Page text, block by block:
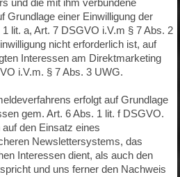
Grundlage einer Einwilligung der
lit. a, Art. 7 DSGVO i.V.m § 7 Abs. 2
nicht erforderlich ist, auf
Interessen am Direktmarketing
i.V.m. § 7 Abs. 3 UWG.
erfolgt auf Grundlage
gem. Art. 6 Abs. 1 lit. f DSGVO.
den Einsatz eines
Newslettersystems, das
Interessen dient, als auch den
und uns ferner den Nachweis